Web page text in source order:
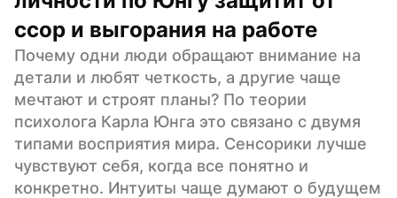
ссор и выгорания на работе
Почему одни люди обращают внимание на
детали и любят четкость, а другие чаще
мечтают и строят планы? По теории
психолога Карла Юнга это связано с двумя
типами восприятия мира. Сенсорики лучше
чувствуют себя, когда все понятно и
конкретно. Интуиты чаще думают о будущем